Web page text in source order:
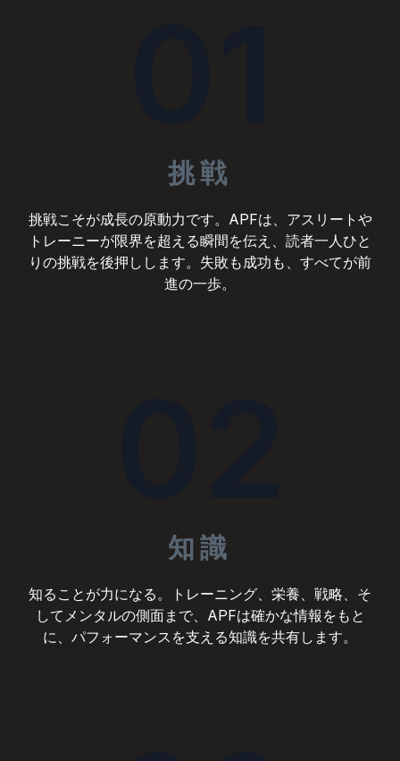
挑戦
挑戦こそが成長の原動力です。APFは、アスリートや
トレーニーが限界を超える瞬間を伝え、読者一人ひと
りの挑戦を後押しします。失敗も成功も、すべてが前
進の一歩。
知識
知ることが力になる。トレーニング、栄養、戦略、そ
してメンタルの側面まで、APFは確かな情報をもと
に、パフォーマンスを支える知識を共有します。